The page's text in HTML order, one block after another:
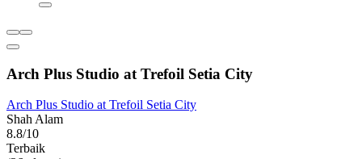
Arch Plus Studio at Trefoil Setia City
Arch Plus Studio at Trefoil Setia City
Shah Alam
8.8/10
Terbaik